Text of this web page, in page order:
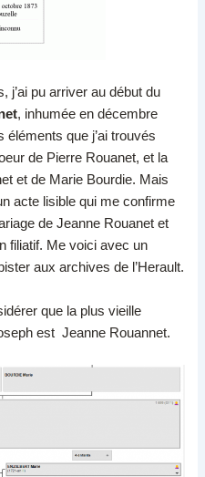
j’ai pu arriver au début du
, inhumée en décembre
éléments que j’ai trouvés
de Pierre Rouanet, et la
et de Marie Bourdie. Mais
acte lisible qui me confirme
de Jeanne Rouanet et
filiatif. Me voici avec un
aux archives de l’Herault.
que la plus vieille
est Jeanne Rouannet.